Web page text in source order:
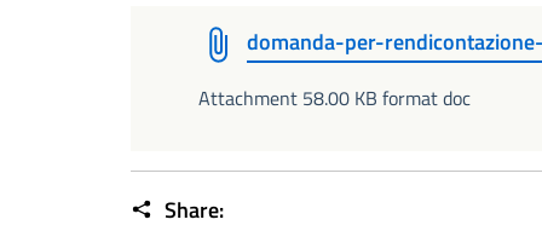
domanda-per-
Attachment 58.00 KB format doc
Share: